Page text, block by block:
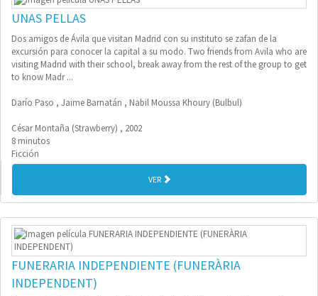
UNAS PELLAS
Dos amigos de Ávila que visitan Madrid con su instituto se zafan de la
excursión para conocer la capital a su modo. Two friends from Avila who are
visiting Madrid with their school, break away from the rest of the group to get
to know Madr ...
Darío Paso , Jaime Barnatán , Nabil Moussa Khoury (Bulbul)
César Montaña (Strawberry) , 2002
8 minutos
Ficción
VER
FUNERARIA INDEPENDIENTE (FUNERÀRIA
INDEPENDENT)